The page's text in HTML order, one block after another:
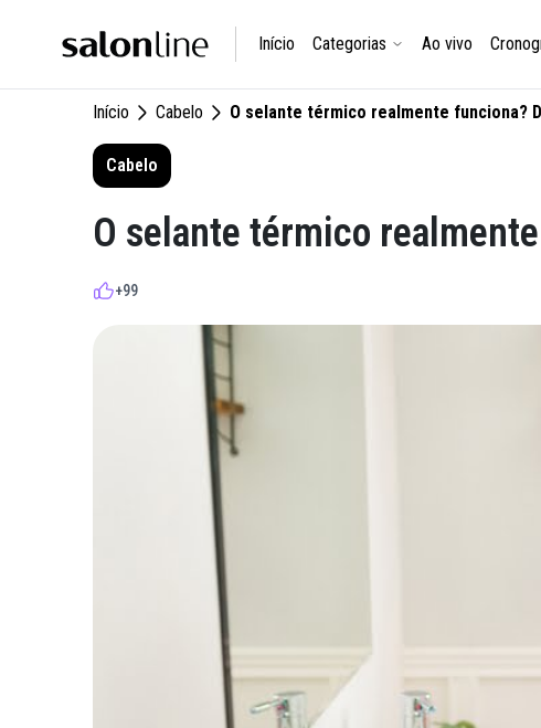
Início Categorias Ao vivo
Início Cabelo O selante térmico realmente funciona?
Cabelo
O selante térmico
+99